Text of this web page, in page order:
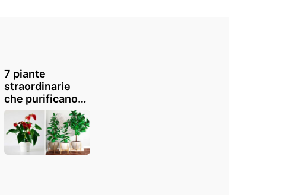
7 piante
straordinarie
che purificano
l'aria: date una
svolta green alla
vostra casa